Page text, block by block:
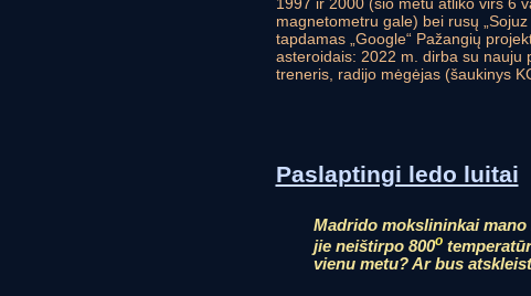
magnetometru gale) bei rusų
tapdamas „Google“ Pažangių
asteroidais: 2022 m. dirba su nauju
treneris, radijo mėgėjas (šaukinys
Paslaptingi ledo luitai
Madrido mokslininkai
jie neištirpo 800o
vienu metu? Ar bus